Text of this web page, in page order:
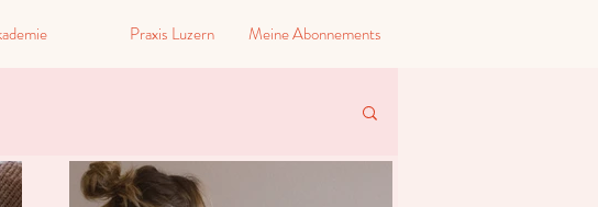
Praxis Luzern Meine Abonnements